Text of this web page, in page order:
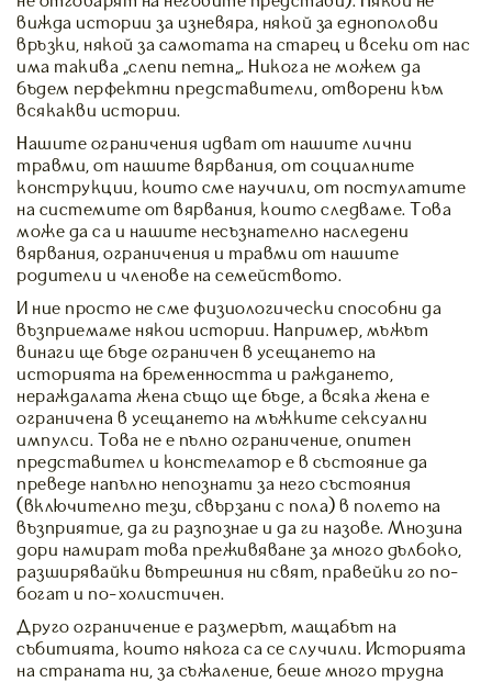
вижда истории за изневяра, някой за еднополови
връзки, някой за самотата на старец и всеки от нас
има такива „слепи петна“. Никога не можем да
бъдем перфектни представители, отворени към
всякакви истории.
Нашите ограничения идват от нашите лични
травми, от нашите вярвания, от социалните
конструкции, които сме научили, от постулатите
на системите от вярвания, които следваме. Това
може да са и нашите несъзнателно наследени
вярвания, ограничения и травми от нашите
родители и членове на семейството.
И ние просто не сме физиологически способни да
възприемаме някои истории. Например, мъжът
винаги ще бъде ограничен в усещането на
историята на бременността и раждането,
нераждалата жена също ще бъде, а всяка жена е
ограничена в усещането на мъжките сексуални
импулси. Това не е пълно ограничение, опитен
представител и констелатор е в състояние да
преведе напълно непознати за него състояния
(включително тези, свързани с пола) в полето на
възприятие, да ги разпознае и да ги назове. Мнозина
дори намират това преживяване за много дълбоко,
разширявайки вътрешния ни свят, правейки го по-
богат и по-холистичен.
Друго ограничение е размерът, мащабът на
събитията, които някога са се случили. Историята
на страната ни, за съжаление, беше много трудна